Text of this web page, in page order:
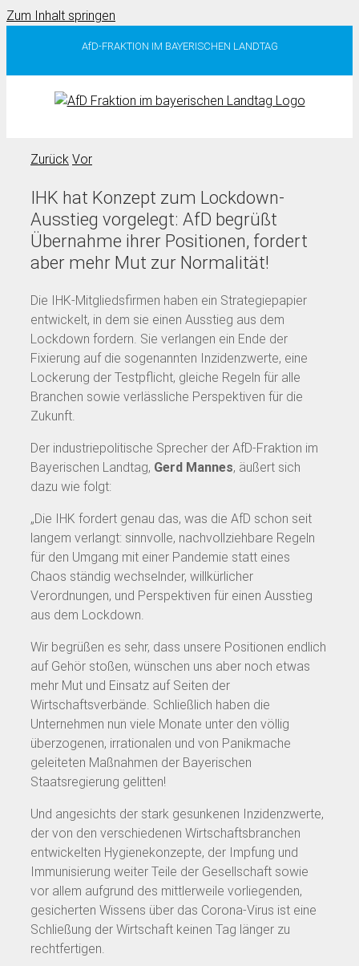
Zum Inhalt springen
AfD-FRAKTION IM BAYERISCHEN LANDTAG
Zurück Vor
IHK hat Konzept zum Lockdown-
Ausstieg vorgelegt: AfD begrüßt
Übernahme ihrer Positionen, fordert
aber mehr Mut zur Normalität!
Die IHK-Mitgliedsfirmen haben ein Strategiepapier
entwickelt, in dem sie einen Ausstieg aus dem
Lockdown fordern. Sie verlangen ein Ende der
Fixierung auf die sogenannten Inzidenzwerte, eine
Lockerung der Testpflicht, gleiche Regeln für alle
Branchen sowie verlässliche Perspektiven für die
Zukunft.
Der industriepolitische Sprecher der AfD-Fraktion im
Bayerischen Landtag, Gerd Mannes, äußert sich
dazu wie folgt:
„Die IHK fordert genau das, was die AfD schon seit
langem verlangt: sinnvolle, nachvollziehbare Regeln
für den Umgang mit einer Pandemie statt eines
Chaos ständig wechselnder, willkürlicher
Verordnungen, und Perspektiven für einen Ausstieg
aus dem Lockdown.
Wir begrüßen es sehr, dass unsere Positionen endlich
auf Gehör stoßen, wünschen uns aber noch etwas
mehr Mut und Einsatz auf Seiten der
Wirtschaftsverbände. Schließlich haben die
Unternehmen nun viele Monate unter den völlig
überzogenen, irrationalen und von Panikmache
geleiteten Maßnahmen der Bayerischen
Staatsregierung gelitten!
Und angesichts der stark gesunkenen Inzidenzwerte,
der von den verschiedenen Wirtschaftsbranchen
entwickelten Hygienekonzepte, der Impfung und
Immunisierung weiter Teile der Gesellschaft sowie
vor allem aufgrund des mittlerweile vorliegenden,
gesicherten Wissens über das Corona-Virus ist eine
Schließung der Wirtschaft keinen Tag länger zu
rechtfertigen.